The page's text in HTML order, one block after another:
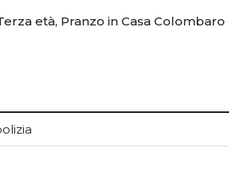
età, Pranzo in Casa Colombaro